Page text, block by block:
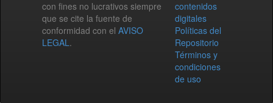
con fines no lucrativos siempre
que se cite la fuente de
conformidad con el AVISO
LEGAL.
contenidos
digitales
Políticas del
Repositorio
Términos y
condiciones
de uso